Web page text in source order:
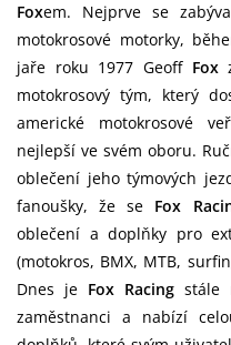
Foxem. Nejprve se
motokrosové motorky,
jaře roku 1977 Geoff Fox
motokrosový tým, který
americké motokrosové
nejlepší ve svém oboru.
oblečení jeho týmových
fanoušky, že se Fox
oblečení a doplňky pro
(motokros, BMX, MTB,
Dnes je Fox Racingstále
zaměstnanci a nabízí